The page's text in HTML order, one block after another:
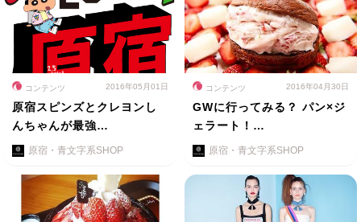
コンテンツ 2016年05月01日
原宿スピンズとクレヨンし
んちゃんが最強…
原宿・青文字系SHOP
コンテンツ 2016年04月30日
GWに行ってみる？ パン×ジ
ェラート！…
原宿・青文字系SHOP